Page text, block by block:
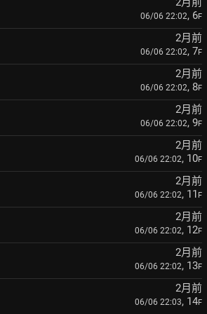
06/06 22:02, 6F
2月前
06/06 22:02, 7F
2月前
06/06 22:02, 8F
2月前
06/06 22:02, 9F
2月前
06/06 22:02, 10F
2月前
06/06 22:02, 11 F
2月前
06/06 22:02, 12F
2月前
06/06 22:02, 13F
2月前
06/06 22:03, 14F